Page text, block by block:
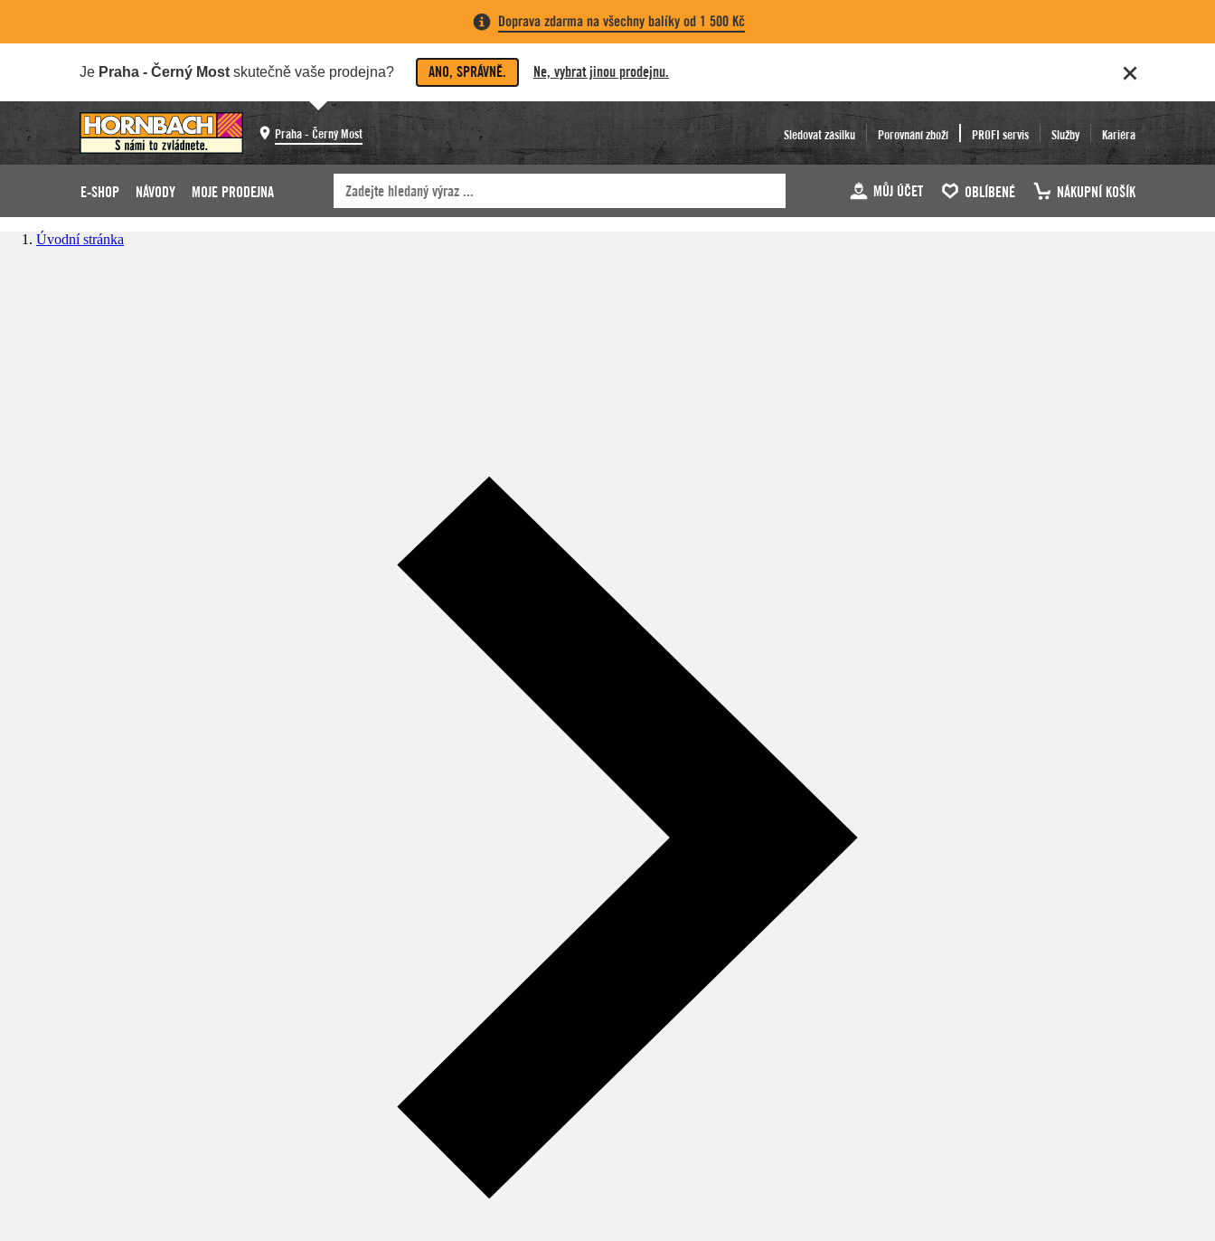
Doprava zdarma na všechny balíky od 1 500 Kč
Je Praha - Černý Most skutečně vaše prodejna? ANO, SPRÁVNĚ. Ne, vybrat jinou prodejnu.
Praha - Černý Most Sledovat zásilku Porovnání zboží PROFI servis Služby Kariéra
E-SHOP NÁVODY MOJE PRODEJNA MŮJ ÚČET OBLÍBENÉ NÁKUPNÍ KOŠÍK
Úvodní stránka